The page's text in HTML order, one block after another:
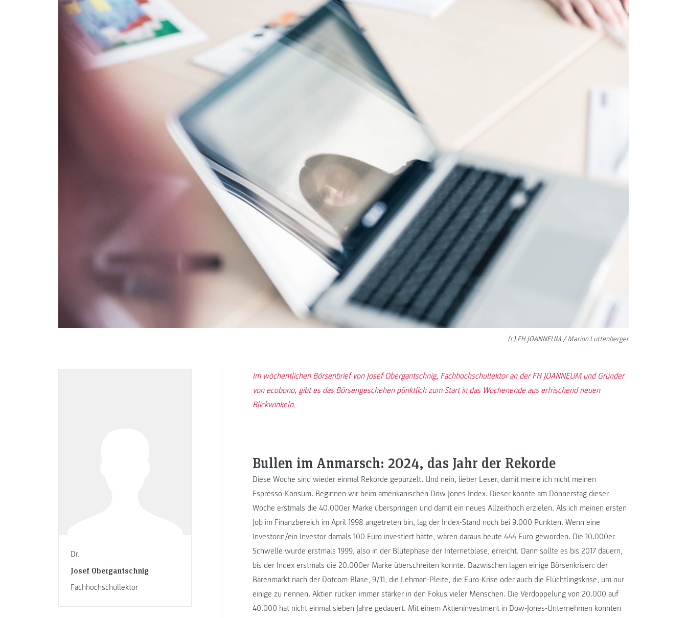
(c) FH JOANNEUM / Marion Luttenberger
Dr.
Josef Obergantschnig
Fachhochschullektor
Im wöchentlichen Börsenbrief von Josef Obergantschnig, Fachhochschullektor an der FH JOANNEUM und Gründer
von ecobono, gibt es das Börsengeschehen pünktlich zum Start in das Wochenende aus erfrischend neuen
Blickwinkeln.
Bullen im Anmarsch: 2024, das Jahr der Rekorde
Diese Woche sind wieder einmal Rekorde gepurzelt. Und nein, lieber Leser, damit meine ich nicht meinen
Espresso-Konsum. Beginnen wir beim amerikanischen Dow Jones Index. Dieser konnte am Donnerstag dieser
Woche erstmals die 40.000er Marke überspringen und damit ein neues Allzeithoch erzielen. Als ich meinen ersten
Job im Finanzbereich im April 1998 angetreten bin, lag der Index-Stand noch bei 9.000 Punkten. Wenn eine
Investorin/ein Investor damals 100 Euro investiert hätte, wären daraus heute 444 Euro geworden. Die 10.000er
Schwelle wurde erstmals 1999, also in der Blütephase der Internetblase, erreicht. Dann sollte es bis 2017 dauern,
bis der Index erstmals die 20.000er Marke überschreiten konnte. Dazwischen lagen einige Börsenkrisen: der
Bärenmarkt nach der Dotcom-Blase, 9/11, die Lehman-Pleite, die Euro-Krise oder auch die Flüchtlingskrise, um nur
einige zu nennen. Aktien rücken immer stärker in den Fokus vieler Menschen. Die Verdoppelung von 20.000 auf
40.000 hat nicht einmal sieben Jahre gedauert. Mit einem Aktieninvestment in Dow-Jones-Unternehmen konnten